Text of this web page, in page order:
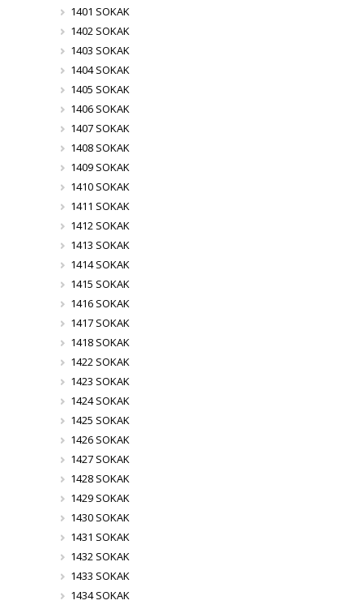
1401 SOKAK
1402 SOKAK
1403 SOKAK
1404 SOKAK
1405 SOKAK
1406 SOKAK
1407 SOKAK
1408 SOKAK
1409 SOKAK
1410 SOKAK
1411 SOKAK
1412 SOKAK
1413 SOKAK
1414 SOKAK
1415 SOKAK
1416 SOKAK
1417 SOKAK
1418 SOKAK
1422 SOKAK
1423 SOKAK
1424 SOKAK
1425 SOKAK
1426 SOKAK
1427 SOKAK
1428 SOKAK
1429 SOKAK
1430 SOKAK
1431 SOKAK
1432 SOKAK
1433 SOKAK
1434 SOKAK